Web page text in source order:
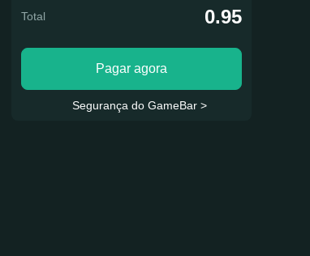
Total 0.95
Pagar agora
Segurança do GameBar >